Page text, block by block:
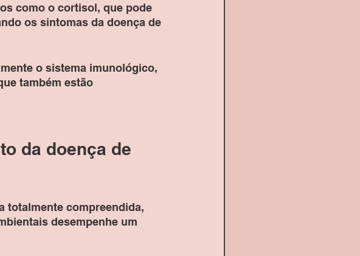
como o cortisol, que pode
os sintomas da doença de
o sistema imunológico,
também estão
da doença de
totalmente compreendida,
desempenhe um